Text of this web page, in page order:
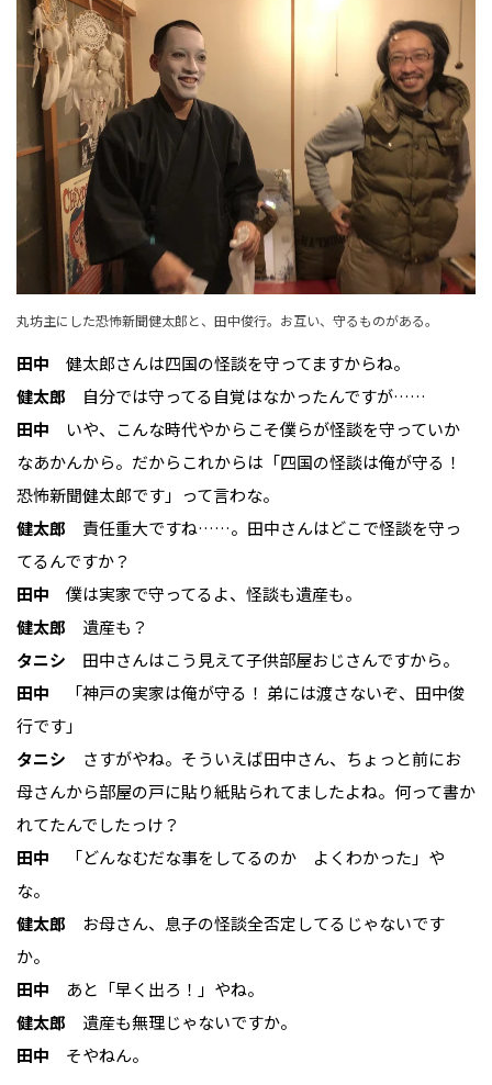
丸坊主にした恐怖新聞健太郎と、田中俊行。お互い、守るものがある。
田中 健太郎さんは四国の怪談を守ってますからね。
健太郎 自分では守ってる自覚はなかったんですが……
田中 いや、こんな時代やからこそ僕らが怪談を守っていか
なあかんから。だからこれからは「四国の怪談は俺が守る！
恐怖新聞健太郎です」って言わな。
健太郎 責任重大ですね……。田中さんはどこで怪談を守っ
てるんですか？
田中 僕は実家で守ってるよ、怪談も遺産も。
健太郎 遺産も？
タニシ 田中さんはこう見えて子供部屋おじさんですから。
田中 「神戸の実家は俺が守る！ 弟には渡さないぞ、田中俊
行です」
タニシ さすがやね。そういえば田中さん、ちょっと前にお
母さんから部屋の戸に貼り紙貼られてましたよね。何って書か
れてたんでしたっけ？
田中 「どんなむだな事をしてるのか よくわかった」や
な。
健太郎 お母さん、息子の怪談全否定してるじゃないです
か。
田中 あと「早く出ろ！」やね。
健太郎 遺産も無理じゃないですか。
田中 そやねん。